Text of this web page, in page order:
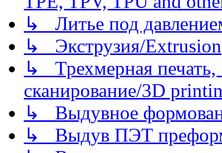
↳ Литье под
↳ Экструзия/Extrusion
↳ Трехмерная
сканирование/3D
↳ Выдувное
↳ Выдув ПЭТ